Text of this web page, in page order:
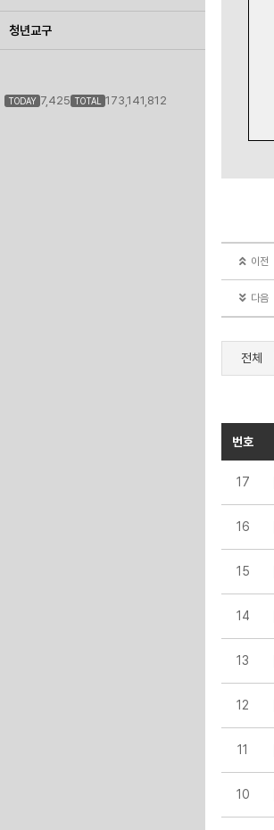
청년교구
TODAY 7,425 TOTAL 173,141,812
이전
다음
전체
번호
17
16
15
14
13
12
11
10